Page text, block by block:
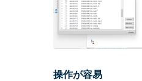
操作が容易